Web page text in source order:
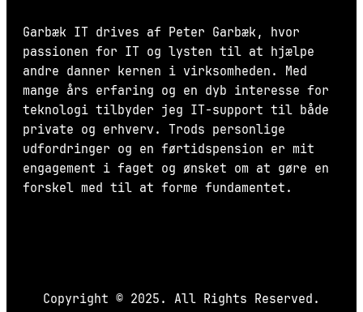
Garbæk IT drives af Peter Garbæk, hvor
passionen for IT og lysten til at hjælpe
andre danner kernen i virksomheden. Med
mange års erfaring og en dyb interesse for
teknologi tilbyder jeg IT-support til både
private og erhverv. Trods personlige
udfordringer og en førtidspension er mit
engagement i faget og ønsket om at gøre en
forskel med til at forme fundamentet.
Copyright © 2025. All Rights Reserved.